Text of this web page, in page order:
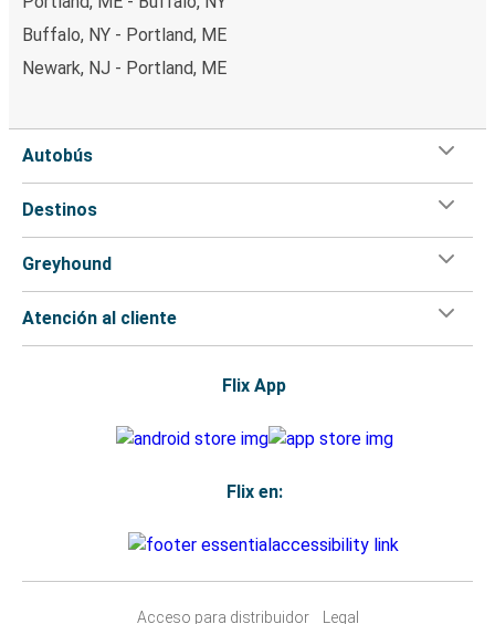
Buffalo, NY - Portland, ME
Newark, NJ - Portland, ME
Autobús
Destinos
Greyhound
Atención al cliente
Flix App
Flix en:
Acceso para distribuidor Legal